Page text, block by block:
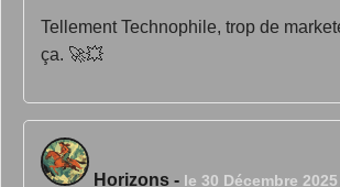
Tellement Technophile, trop de
ça. 🚀💥
Horizons - le 30 Décembre 2025